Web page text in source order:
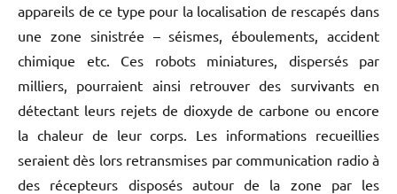
appareils de ce type pour la localisation de rescapés dans
une zone sinistrée – séismes, éboulements, accident
chimique etc. Ces robots miniatures, dispersés par
milliers, pourraient ainsi retrouver des survivants en
détectant leurs rejets de dioxyde de carbone ou encore
la chaleur de leur corps. Les informations recueillies
seraient dès lors retransmises par communication radio à
des récepteurs disposés autour de la zone par les